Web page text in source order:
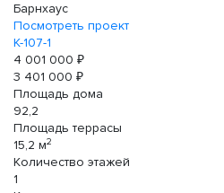
Барнхаус
Посмотреть проект
К-107-1
4 001 000 ₽
3 401 000 ₽
Площадь дома
92,2
Площадь террасы
15,2 м2
Количество этажей
1